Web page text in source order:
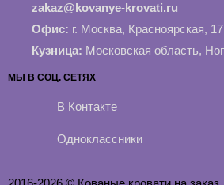
zakaz@kovanye-krovati.ru
Офис: г. Москва, Красноярская, 17
Кузница: Московская область,
МЫ В СОЦ. СЕТЯХ
В Контакте
Одноклассники